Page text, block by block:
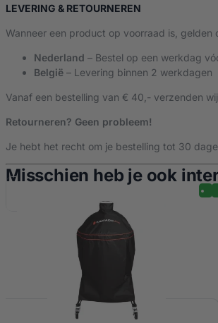
Dankzij de 4 wielen (waarvan 2
De rvs-houtskoolmand zorgt ervoor
schoonmaken.
Sneller opnieuw stoken
Klaar met barbecueën? Til de mand
Direct 2-zone koken
Kamado JoeClassic 1
Kamado Joe
Classic 2
Belangrijkste voordelen op een rij:
Upgrade voor oudere Classic-
Zwaar, stabiel onderstel
4 zwenkwielen, 2 met rem
Betere airflow door de rvs-mand
Sneller as verwijderen
Efficiënter houtskoolgebruik
Makkelijk 2 zones maken
LEVERING & RETOURNEREN
Wanneer een product op voorraad is, gelden
Nederland – Bestel op een werkdag
België – Levering binnen 2 werkdagen
Vanaf een bestelling van € 40,- verzenden
Retourneren? Geen probleem!
Je hebt het recht om je bestelling tot 30
Misschien heb je ook